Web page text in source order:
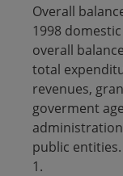
Overall
1998
overall
total
revenues,
goverment
public
1.